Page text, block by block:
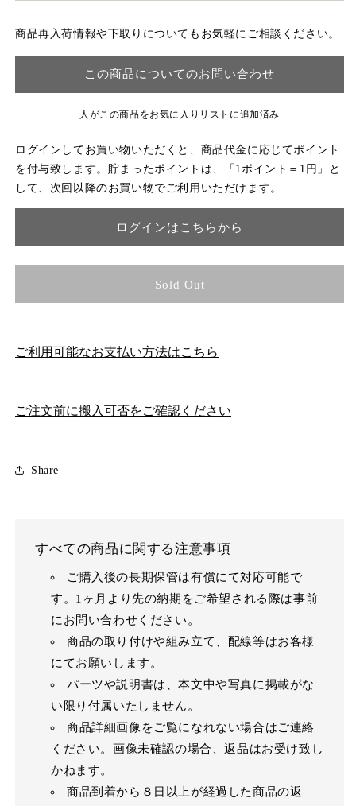
商品再入荷情報や下取りについてもお気軽にご相談ください。
この商品についてのお問い合わせ
人がこの商品をお気に入りリストに追加済み
ログインしてお買い物いただくと、商品代金に応じてポイント
を付与致します。貯まったポイントは、「1ポイント＝1円」と
して、次回以降のお買い物でご利用いただけます。
ログインはこちらから
Sold Out
ご利用可能なお支払い方法はこちら
ご注文前に搬入可否をご確認ください
Share
すべての商品に関する注意事項
ご購入後の長期保管は有償にて対応可能で
す。1ヶ月より先の納期をご希望される際は事前
にお問い合わせください。
商品の取り付けや組み立て、配線等はお客様
にてお願いします。
パーツや説明書は、本文中や写真に掲載がな
い限り付属いたしません。
商品詳細画像をご覧になれない場合はご連絡
ください。画像未確認の場合、返品はお受け致し
かねます。
商品到着から８日以上が経過した商品の返